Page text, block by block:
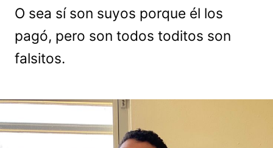
O sea sí son suyos porque él los
pagó, pero son todos toditos son
falsitos.